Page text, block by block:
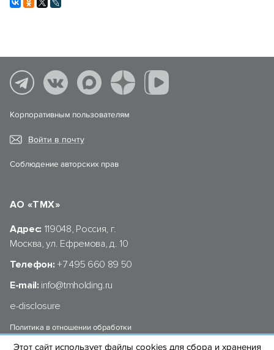
Корпоративным пользователям
Войти в почту
Соблюдение авторских прав
АО «ТМХ»
Адрес: 119048, Россия, г.
Москва, ул. Ефремова, д. 10
Телефон: +7 495 660 89 50
E-mail: info@tmholding.ru
e-disclosure
Политика в отношении обработки
персональных данных АО «ТМХ»
Этот сайт использует файлы cookies для сбора и хранения